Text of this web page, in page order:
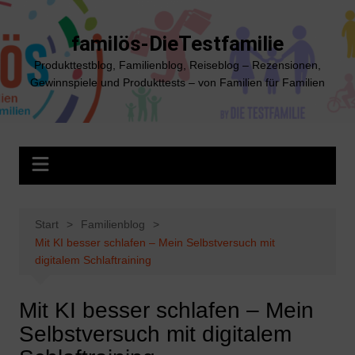
Zum
springen
familös-DieTestfamilie
Produkttestblog, Familienblog, Reiseblog – Rezensionen,
Gewinnspiele und Produkttests – von Familien für Familien
Start
Familienblog
Mit KI besser schlafen – Mein Selbstversuch mit
digitalem Schlaftraining
Mit KI besser schlafen – Mein
Selbstversuch mit digitalem